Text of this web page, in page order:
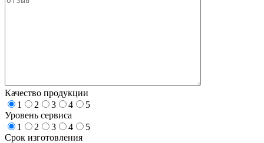
Качество продукции
1
2 3 4
5
Уровень сервиса
1
2 3 4
5
Срок изготовления